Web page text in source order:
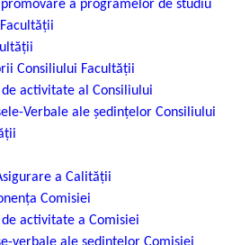
a programelor de studiu
Consiliului Facultății
de activitate al Consiliului
Verbale ale şedinţelor Consiliului
a Calității
Comisiei
de activitate a Comisiei
verbale ale ședințelor Comisiei